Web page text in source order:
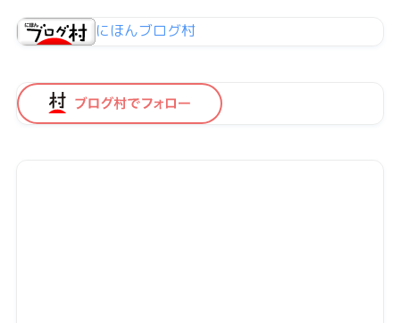
にほんブログ村